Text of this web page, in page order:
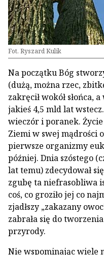
Fot. Ryszard Kulik
Na początku Bóg
(dużą, można rzec,
zakręcił wokół słońca,
jakieś 4,5 mld lat
wieczór i poranek. Życie
Ziemi w swej mądrości
pierwsze organizmy
później. Dnia szóstego
lat temu) zdecydował
zgubę ta niefrasobliwa
coś, co groziło jej co
zjadłszy „zakazany
zabrała się do
przyrody.
Nie wspominając wiele